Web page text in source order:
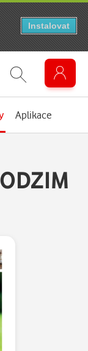
Aplikace
Instalovat